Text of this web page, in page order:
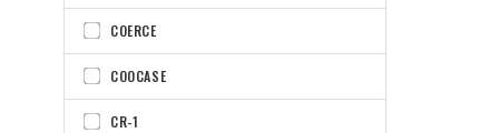
COERCE
COOCASE
CR-1